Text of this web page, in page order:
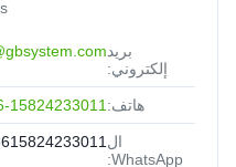
بريد
إلكتروني:
هاتف:15824233011
ال
WhatsApp: